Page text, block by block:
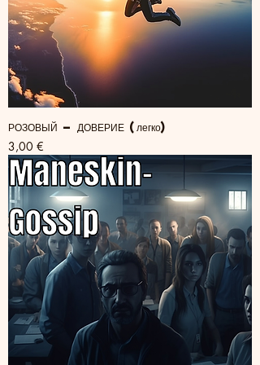
РОЗОВЫЙ — ДОВЕРИЕ (легко)
Цена
3,00 €